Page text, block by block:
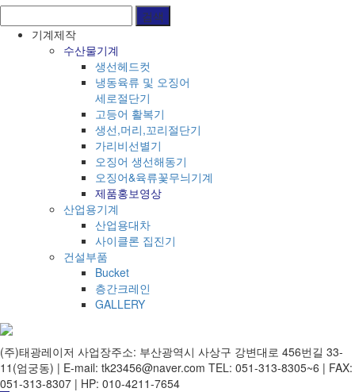
기계제작
수산물기계
생선헤드컷
냉동육류 및 오징어
세로절단기
고등어 활복기
생선,머리,꼬리절단기
가리비선별기
오징어 생선해동기
오징어&육류꽃무늬기계
제품홍보영상
산업용기계
산업용대차
사이클론 집진기
건설부품
Bucket
층간크레인
GALLERY
(주)태광레이저 사업장주소: 부산광역시 사상구 강변대로 456번길 33-
11(엄궁동) | E-mail: tk23456@naver.com TEL: 051-313-8305~6 | FAX:
051-313-8307 | HP: 010-4211-7654